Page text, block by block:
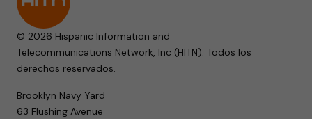
© 2026 Hispanic Information and
Telecommunications Network, Inc (HITN). Todos los
derechos reservados.
Brooklyn Navy Yard
63 Flushing Avenue